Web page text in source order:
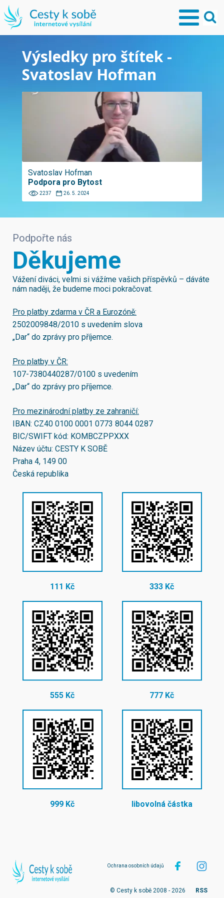
Výsledky pro štítek -
Svatoslav Hofman
Svatoslav Hofman
Podpora pro Bytost
2237 26. 5. 2024
Podpořte nás
Děkujeme
Vážení diváci, velmi si vážíme vašich příspěvků – dáváte
nám naději, že budeme moci pokračovat.
Pro platby zdarma v ČR a Eurozóně:
2502009848/2010 s uvedením slova
„Dar“ do zprávy pro příjemce.
Pro platby v ČR:
107-7380440287/0100 s uvedením
„Dar“ do zprávy pro příjemce.
Pro mezinárodní platby ze zahraničí:
IBAN: CZ40 0100 0001 0773 8044 0287
BIC/SWIFT kód: KOMBCZPPXXX
Název účtu: CESTY K SOBĚ
Praha 4, 149 00
Česká republika
111 Kč 333 Kč
555 Kč 777 Kč
999 Kč libovolná částka
Ochrana osobních údajů
© Cesty k sobě 2008 - 2026 RSS